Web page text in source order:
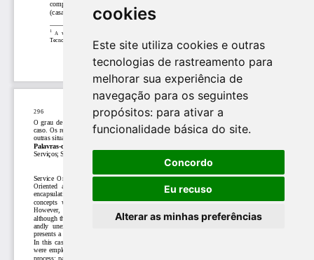
cookies
Este site utiliza cookies e outras
tecnologias de rastreamento para
melhorar sua experiência de
navegação para os seguintes
propósitos: para ativar a
funcionalidade básica do site.
Concordo
Eu recuso
Alterar as minhas preferências